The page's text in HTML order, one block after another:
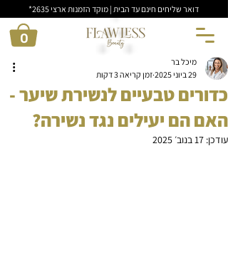
דואר שליחים חינם עד הבית | מוקד הזמנות ארצי 2635*
0
כדורים טבעיים לנשירת שיער -
האם הם יעילים נגד נשירה?
מיכל בר
29 ביוני 2025
זמן קריאה 3 דקות
עודכן: 17 בנוב׳ 2025